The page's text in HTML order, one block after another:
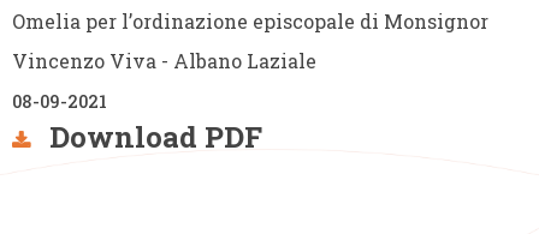
Omelia per l’ordinazione episcopale di Monsignor
Vincenzo Viva - Albano Laziale
08-09-2021
Download PDF